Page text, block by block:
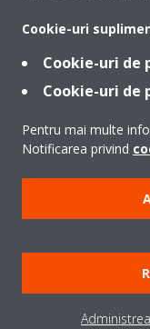
Contact
Produse
Notă legală
Cookie
Etica
Cookie-uri
Cookie-uri de
Cookie-uri
Pentru mai multe
Notificarea privind